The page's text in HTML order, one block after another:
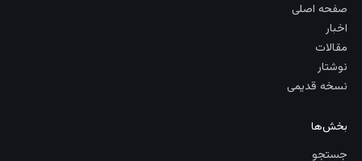
صفحه اصلی
اخبار
مقالات
نوشتار
نسخه قدیمی
بخش‌ها
جستجو